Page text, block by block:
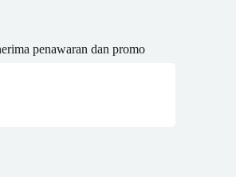
penawaran dan promo